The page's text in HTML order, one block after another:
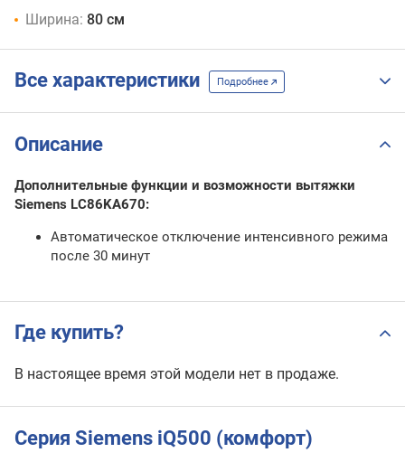
Ширина: 80 см
Все характеристики Подробнее
Описание
Дополнительные функции и возможности вытяжки
Siemens LC86KA670:
Автоматическое отключение интенсивного режима
после 30 минут
Где купить?
В настоящее время этой модели нет в продаже.
Серия Siemens iQ500 (комфорт)